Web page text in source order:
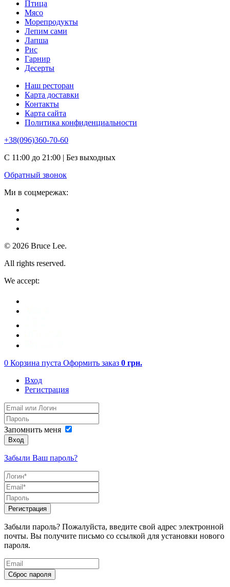
Птица
Мясо
Морепродукты
Лепим сами
Лапша
Рис
Гарнир
Десерты
Наш ресторан
Карта доставки
Контакты
Карта сайта
Политика конфиденциальности
+38(096)360-70-60
С 11:00 до 21:00 | Без выходных
Обратный звонок
Ми в соцмережах:
© 2026 Bruce Lee.
All rights reserved.
We accept:
0 Корзина пуста Оформить заказ 0 грн.
Вход
Регистрация
Запомнить меня
Вход
Забыли Ваш пароль?
Регистрация
Забыли пароль? Пожалуйста, введите свой адрес электронной
почты. Вы получите письмо со ссылкой для установки нового
пароля.
Сброс пароля